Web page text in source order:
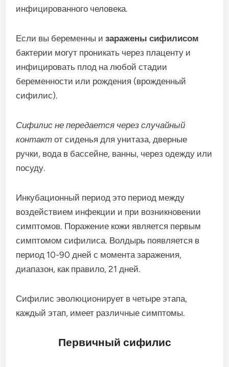
инфицированного человека.
Если вы беременны изаражены сифилисом
бактерии могут проникать через плаценту и
инфицировать плод на любой стадии
беременности или рождения (врожденный
сифилис).
Сифилис не передается через случайный
контакт от сиденья для унитаза, дверные
ручки, вода в бассейне, ванны, через одежду или
посуду.
Инкубационный период это период между
воздействием инфекции и при возникновении
симптомов. Поражение кожи является первым
симптомом сифилиса. Волдырь появляется в
период 10-90 дней с момента заражения,
диапазон, как правило, 21 дней.
Сифилис эволюционирует в четыре этапа,
каждый этап, имеет различные симптомы.
Первичный сифилис